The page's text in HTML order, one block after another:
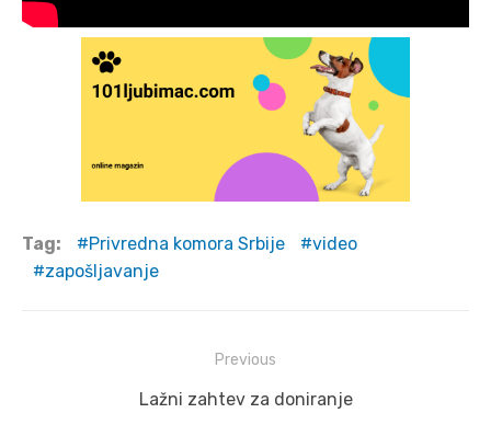
Tag: Privredna komora Srbije
video
zapošljavanje
navigation
Previous
Previous
Lažni zahtev za doniranje